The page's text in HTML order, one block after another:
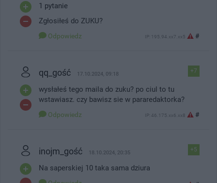
1 pytanie
Zgłosiłeś do ZUKU?
Odpowiedz IP: 195.94.xx7.xx5 #
+7
qq_gość 17.10.2024, 09:18
wysłałeś tego maila do zuku? po ciul to tu
wstawiasz. czy bawisz sie w pararedaktorka?
Odpowiedz IP: 46.175.xx6.xx8 #
+5
inojm_gość 18.10.2024, 20:35
Na saperskiej 10 taka sama dziura